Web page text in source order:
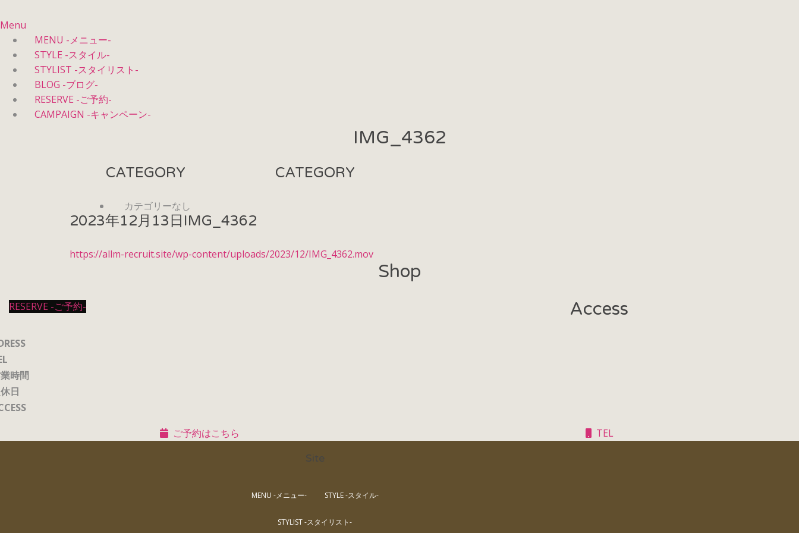
Menu
MENU -メニュー-
STYLE -スタイル-
STYLIST -スタイリスト-
BLOG -ブログ-
RESERVE -ご予約-
CAMPAIGN -キャンペーン-
IMG_4362
CATEGORY
カテゴリーなし
CATEGORY
2023年12月13日 IMG_4362
https://allm-recruit.site/wp-content/uploads/2023/12/IMG_4362.mov
Shop
RESERVE -ご予約- Access
時間
日
ご予約はこちら
TEL
Site
MENU -メニュー- STYLE -スタイル-
STYLIST -スタイリスト-